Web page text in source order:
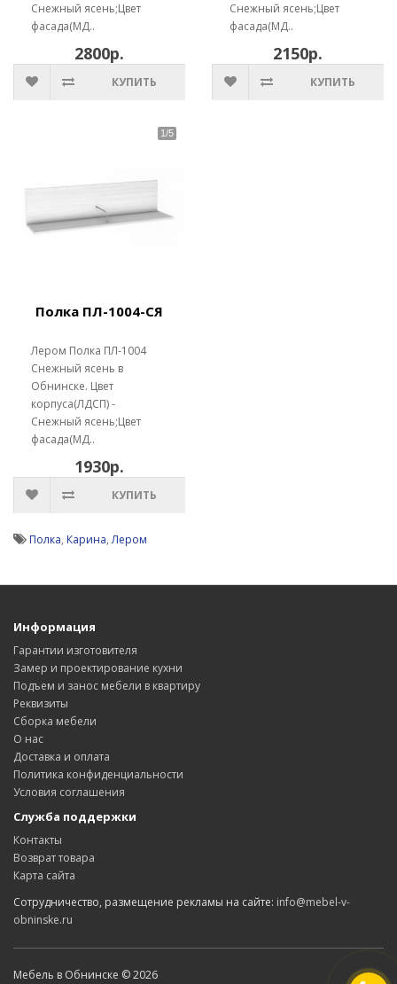
Снежный ясень;Цвет
фасада(МД..
2800р.
КУПИТЬ
Снежный ясень;Цвет
фасада(МД..
2150р.
КУПИТЬ
Полка ПЛ-1004-СЯ
Лером Полка ПЛ-1004
Снежный ясень в
Обнинске. Цвет
корпуса(ЛДСП) -
Снежный ясень;Цвет
фасада(МД..
1930р.
КУПИТЬ
Полка, Карина,Лером
Информация
Гарантии изготовителя
Замер и проектирование кухни
Подъем и занос мебели в квартиру
Реквизиты
Сборка мебели
О нас
Доставка и оплата
Политика конфиденциальности
Условия соглашения
Служба поддержки
Контакты
Возврат товара
Карта сайта
Сотрудничество, размещение рекламы на сайте: info@mebel-v-
obninske.ru
Мебель в Обнинске © 2026